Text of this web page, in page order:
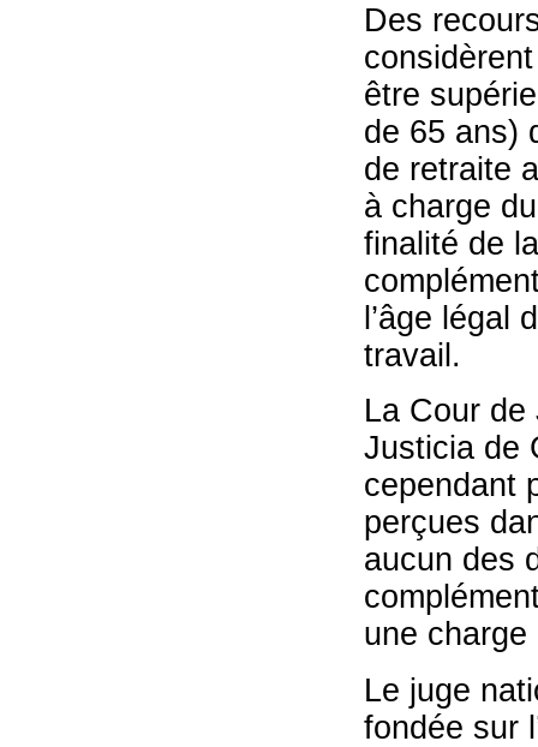
Des
être
de 65 ans)
de retraite
à charge
finalité de
l’âge légal
travail.
La Cour de
Justicia de
cependant
perçues
aucun des
une
Le juge
fondée sur